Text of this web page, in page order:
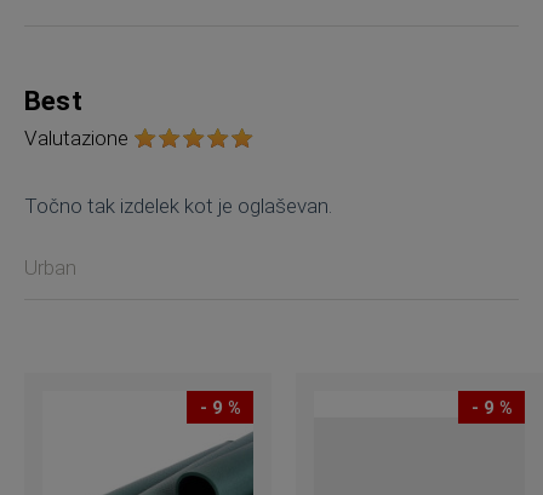
Best
Valutazione
Točno tak izdelek kot je oglaševan.
Urban
- 9 % - 9 %